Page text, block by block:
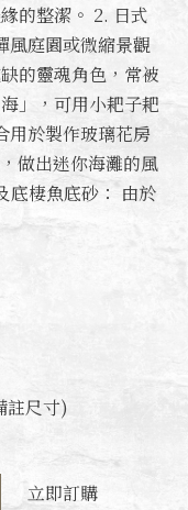
的整潔。 2. 日式
風庭園或微縮景觀
的靈魂角色，常被
」，可用小耙子耙
用於製作玻璃花房
做出迷你海灘的風
底棲魚底砂： 由於
註尺寸)
立即訂購